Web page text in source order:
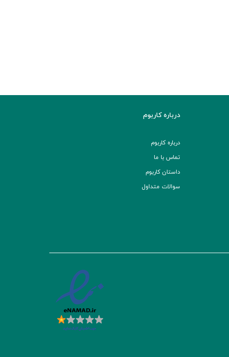
درباره کاربوم
درباره کاربوم
تماس با ما
داستان کاربوم
سوالات متداول